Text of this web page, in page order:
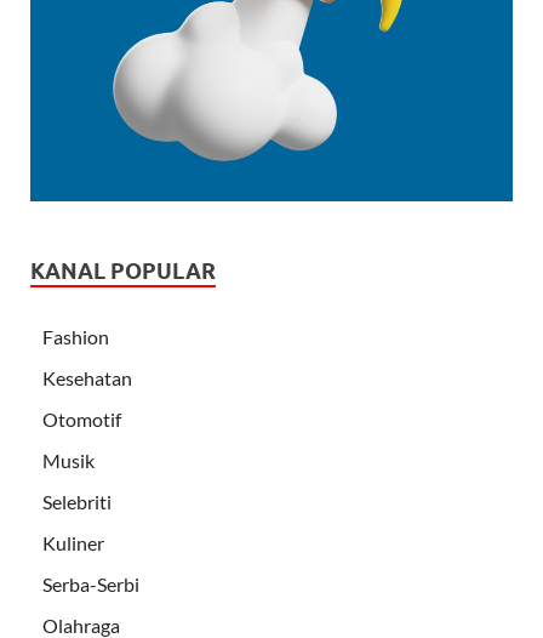
KANAL POPULAR
Fashion
Kesehatan
Otomotif
Musik
Selebriti
Kuliner
Serba-Serbi
Olahraga